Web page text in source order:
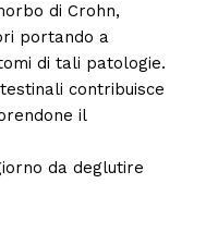
di Crohn,
portando a
di tali patologie.
contribuisce
il
da deglutire